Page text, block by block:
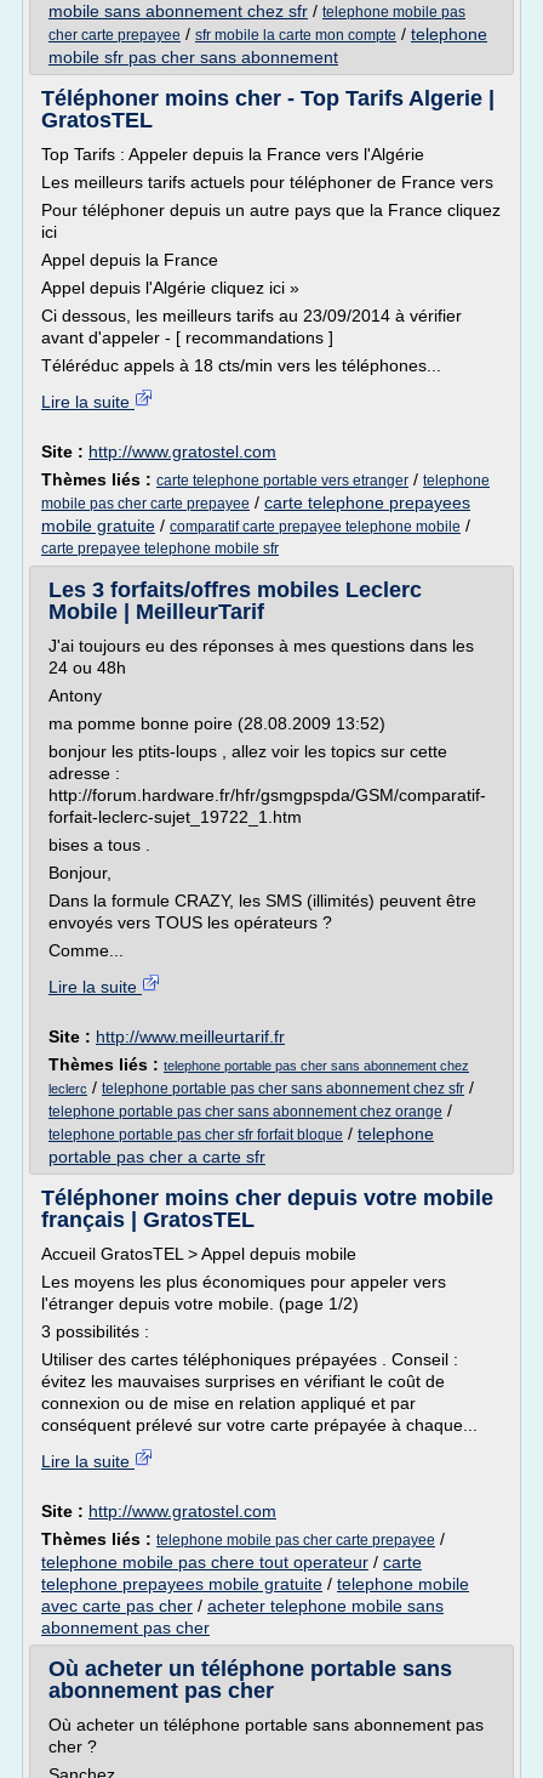
mobile sans abonnement chez sfr / telephone mobile pas
cher carte prepayee / sfr mobile la carte mon compte / telephone
mobile sfr pas cher sans abonnement
Téléphoner moins cher - Top Tarifs Algerie |
GratosTEL
Top Tarifs : Appeler depuis la France vers l'Algérie
Les meilleurs tarifs actuels pour téléphoner de France vers
Pour téléphoner depuis un autre pays que la France cliquez
ici
Appel depuis la France
Appel depuis l'Algérie cliquez ici »
Ci dessous, les meilleurs tarifs au 23/09/2014 à vérifier
avant d'appeler - [ recommandations ]
Téléréduc appels à 18 cts/min vers les téléphones...
Lire la suite
Site : http://www.gratostel.com
Thèmes liés : carte telephone portable vers etranger / telephone
mobile pas cher carte prepayee / carte telephone prepayees
mobile gratuite / comparatif carte prepayee telephone mobile /
carte prepayee telephone mobile sfr
Les 3 forfaits/offres mobiles Leclerc
Mobile | MeilleurTarif
J'ai toujours eu des réponses à mes questions dans les
24 ou 48h
Antony
ma pomme bonne poire (28.08.2009 13:52)
bonjour les ptits-loups , allez voir les topics sur cette
adresse :
http://forum.hardware.fr/hfr/gsmgpspda/GSM/comparatif-
forfait-leclerc-sujet_19722_1.htm
bises a tous .
Bonjour,
Dans la formule CRAZY, les SMS (illimités) peuvent être
envoyés vers TOUS les opérateurs ?
Comme...
Lire la suite
Site : http://www.meilleurtarif.fr
Thèmes liés : telephone portable pas cher sans abonnement chez
leclerc / telephone portable pas cher sans abonnement chez sfr /
telephone portable pas cher sans abonnement chez orange /
telephone portable pas cher sfr forfait bloque / telephone
portable pas cher a carte sfr
Téléphoner moins cher depuis votre mobile
français | GratosTEL
Accueil GratosTEL > Appel depuis mobile
Les moyens les plus économiques pour appeler vers
l'étranger depuis votre mobile. (page 1/2)
3 possibilités :
Utiliser des cartes téléphoniques prépayées . Conseil :
évitez les mauvaises surprises en vérifiant le coût de
connexion ou de mise en relation appliqué et par
conséquent prélevé sur votre carte prépayée à chaque...
Lire la suite
Site : http://www.gratostel.com
Thèmes liés : telephone mobile pas cher carte prepayee /
telephone mobile pas chere tout operateur / carte
telephone prepayees mobile gratuite / telephone mobile
avec carte pas cher / acheter telephone mobile sans
abonnement pas cher
Où acheter un téléphone portable sans
abonnement pas cher
Où acheter un téléphone portable sans abonnement pas
cher ?